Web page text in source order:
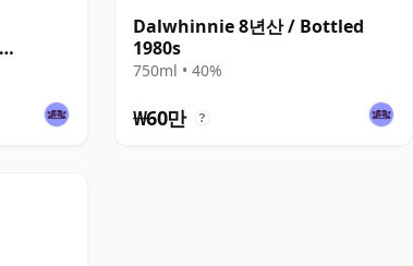
Dalwhinnie 8년산 / Bottled
1980s
750ml • 40%
₩60만 ?